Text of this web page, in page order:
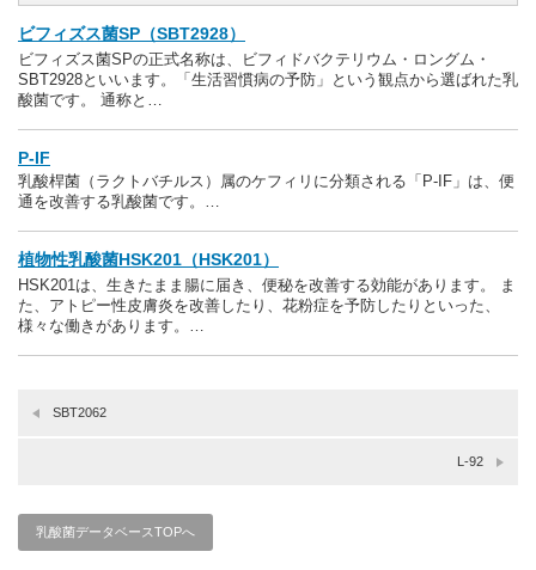
ビフィズス菌SP（SBT2928）
ビフィズス菌SPの正式名称は、ビフィドバクテリウム・ロングム・
SBT2928といいます。「生活習慣病の予防」という観点から選ばれた乳
酸菌です。 通称と…
P-IF
乳酸桿菌（ラクトバチルス）属のケフィリに分類される「P-IF」は、便
通を改善する乳酸菌です。…
植物性乳酸菌HSK201（HSK201）
HSK201は、生きたまま腸に届き、便秘を改善する効能があります。 ま
た、アトピー性皮膚炎を改善したり、花粉症を予防したりといった、
様々な働きがあります。…
SBT2062
L-92
乳酸菌データベースTOPへ